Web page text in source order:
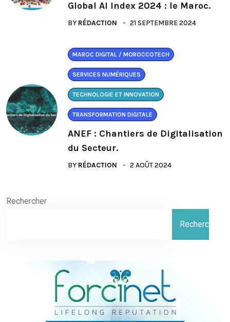
Global AI Index 2024 : le Maroc.
BY RÉDACTION 21 SEPTEMBRE 2024
MAROC DIGITAL / MOROCCOTECH
SERVICES NUMÉRIQUES
TECHNOLOGIE ET INNOVATION
TRANSFORMATION DIGITALE
ANEF : Chantiers de Digitalisation
du Secteur.
BY RÉDACTION 2 AOÛT 2024
Rechercher
Rechercher